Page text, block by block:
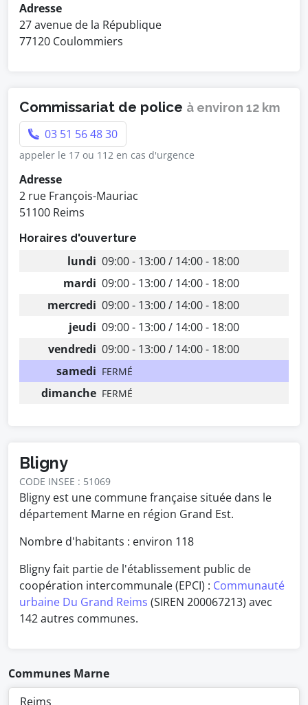
Adresse
27 avenue de la République
77120 Coulommiers
Commissariat de police à environ 12 km
03 51 56 48 30
appeler le 17 ou 112 en cas d'urgence
Adresse
2 rue François-Mauriac
51100 Reims
Horaires d'ouverture
lundi 09:00 - 13:00 / 14:00 - 18:00
mardi 09:00 - 13:00 / 14:00 - 18:00
mercredi 09:00 - 13:00 / 14:00 - 18:00
jeudi 09:00 - 13:00 / 14:00 - 18:00
vendredi 09:00 - 13:00 / 14:00 - 18:00
samedi FERMÉ
dimanche FERMÉ
Bligny
CODE INSEE : 51069
Bligny est une commune française située dans le
département Marne en région Grand Est.
Nombre d'habitants : environ 118
Bligny fait partie de l'établissement public de
coopération intercommunale (EPCI) : Communauté
urbaine Du Grand Reims (SIREN 200067213) avec
142 autres communes.
Communes Marne
Reims